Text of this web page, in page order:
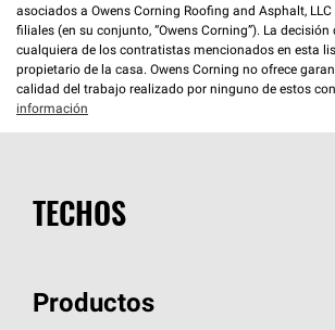
asociados a Owens Corning Roofing and Asphalt,
filiales (en su conjunto, “Owens Corning”). La decisión
cualquiera de los contratistas mencionados en esta
propietario de la casa. Owens Corning no ofrece
calidad del trabajo realizado por ninguno de estos
información
TECHOS
Productos